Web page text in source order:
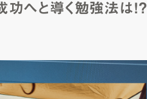
へと導く勉強法は！？